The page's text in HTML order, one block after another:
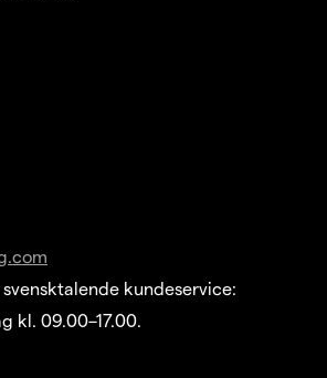
kundeservice:
kl. 09.00–17.00.